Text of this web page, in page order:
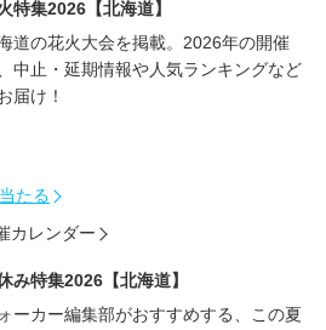
特集2026【北海道】
道の花火大会を掲載。2026年の開催
中止・延期情報や人気ランキングなど
届け！
たる
カレンダー
み特集2026【北海道】
ーカー編集部がおすすめする、この夏